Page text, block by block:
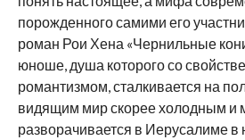
порожденного самими его
роман Рои Хена «Чернильные
юноше, душа которого со
романтизмом, сталкивается на
видящим мир скорее холодным и
разворачивается в Иерусалиме в